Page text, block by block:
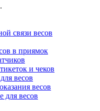
связи весов
в приямок
и чеков
весов
весов
для весов